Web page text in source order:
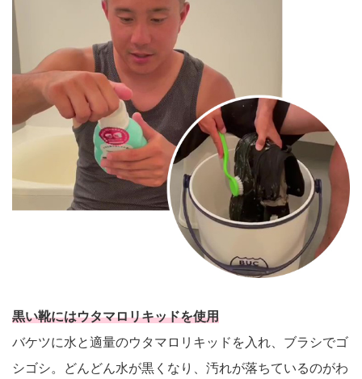
黒い靴にはウタマロリキッドを使用
バケツに水と適量のウタマロリキッドを入れ、ブラシでゴ
シゴシ。どんどん水が黒くなり、汚れが落ちているのがわ